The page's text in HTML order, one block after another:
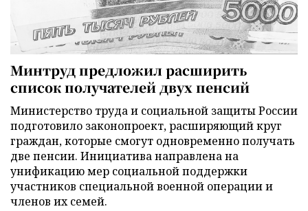
Минтруд предложил расширить
список получателей двух пенсий
Министерство труда и социальной защиты России
подготовило законопроект, расширяющий круг
граждан, которые смогут одновременно получать
две пенсии. Инициатива направлена на
унификацию мер социальной поддержки
участников специальной военной операции и
членов их семей.